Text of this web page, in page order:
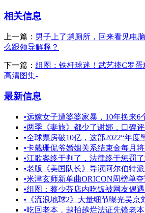
相关信息
上一篇： 男子上了趟厕所，回来看见电
么跟领导解释？
下一篇： 组图：铁杆球迷！武艺捧C罗
高清图集-
最新信息
•远嫁女子遭婆婆家暴，10年换来6
•两季《妻旅》都少了谢娜，口碑
•全球票房破10亿，这部2022“年度
•卡戴珊侃爷婚姻关系结束金每月
•江歌案终于判了，法律终于惩罚了
•老版《美国队长》导演阿尔伯特派
•米津玄师新单曲ORICON周榜单
•组图：蔡少芬店内吃饭被网友偶
• 《流浪地球2》大量细节曝光吴京
•吃回老本，越拍越烂法证先锋老